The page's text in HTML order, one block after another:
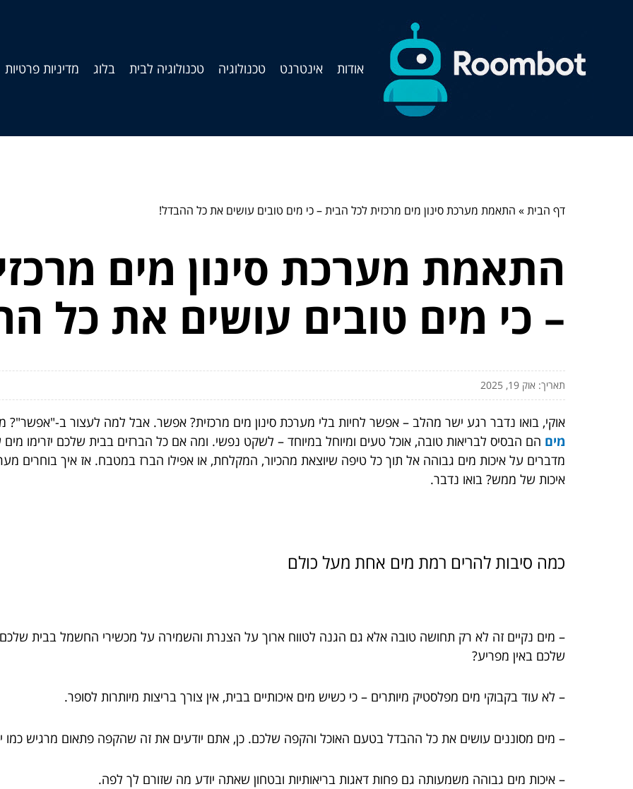
אודות אינטרנט טכנולוגיה טכנולוגיה לבית בלוג מדיניות פרטיות
דף הבית» התאמת מערכת סינון מים מרכזית לכל הבית – כי מים טובים עושים את כל ההבדל!
התאמת מערכת סינון מים
– כי מים טובים עושים את כל
תאריך: אוק 19, 2025
אוקי, בואו נדבר רגע ישר מהלב – אפשר לחיות בלי מערכת סינון מים מרכזית? אפשר. אבל למה לעצור ב-"אפשר"?
מים הם הבסיס לבריאות טובה, אוכל טעים ומיוחל במיוחד – לשקט נפשי. ומה אם כל הברזים בבית שלכם יזרימו מים
מדברים על איכות מים גבוהה אל תוך כל טיפה שיוצאת מהכיור, המקלחת, או אפילו הברז במטבח. אז איך בוחרים
איכות של ממש? בואו נדבר.
כמה סיבות להרים רמת מים אחת מעל כולם
– מים נקיים זה לא רק תחושה טובה אלא גם הגנה לטווח ארוך על הצנרת והשמירה על מכשירי החשמל בבית
שלכם באין מפריע?
– לא עוד בקבוקי מים מפלסטיק מיותרים – כי כשיש מים איכותיים בבית, אין צורך בריצות מיותרות לסופר.
– מים מסוננים עושים את כל ההבדל בטעם האוכל והקפה שלכם. כן, אתם יודעים את זה שהקפה פתאום מרגיש כמו
– איכות מים גבוהה משמעותה גם פחות דאגות בריאותיות ובטחון שאתה יודע מה שזורם לך לפה.